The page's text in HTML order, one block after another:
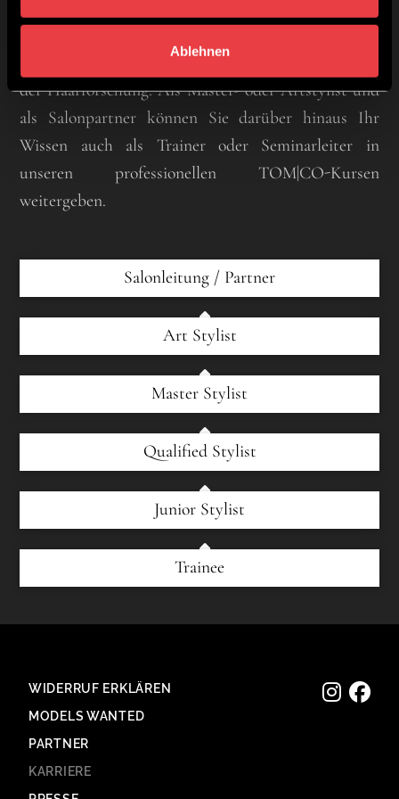
Ablehnen
Durch die Möglichkeit der stetigen Weiterbildung
bleiben Sie ganz nah an den aktuellen Trends und
der Haarforschung. Als Master- oder Artstylist und
als Salonpartner können Sie darüber hinaus Ihr
Wissen auch als Trainer oder Seminarleiter in
unseren professionellen TOM|CO-Kursen
weitergeben.
Salonleitung / Partner
Art Stylist
Master Stylist
Qualified Stylist
Junior Stylist
Trainee
WIDERRUF ERKLÄREN
MODELS WANTED
PARTNER
KARRIERE